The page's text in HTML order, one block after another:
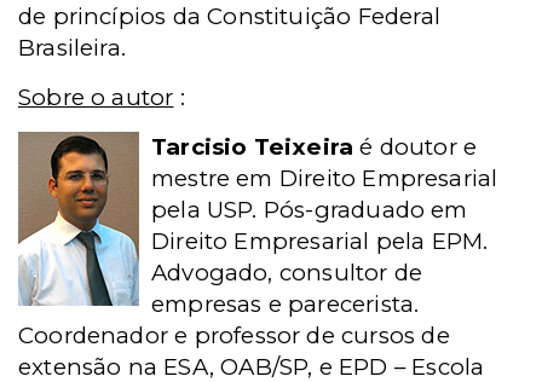
de princípios da Constituição Federal
Brasileira.
Sobre o autor :
Tarcisio Teixeira é doutor e
mestre em Direito Empresarial
pela USP. Pós-graduado em
Direito Empresarial pela EPM.
Advogado, consultor de
empresas e parecerista.
Coordenador e professor de cursos de
extensão na ESA, OAB/SP, e EPD – Escola